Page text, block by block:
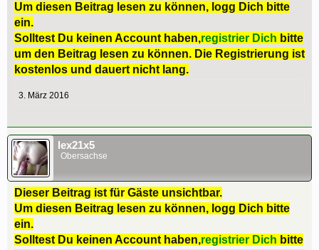
Um diesen Beitrag lesen zu können, logg Dich bitte
ein.
Solltest Du keinen Account haben,registrier Dich bitte
um den Beitrag lesen zu können. Die Registrierung ist
kostenlos und dauert nicht lang.
3. März 2016
lex21x5
Obersachse
Dieser Beitrag ist für Gäste unsichtbar.
Um diesen Beitrag lesen zu können, logg Dich bitte
ein.
Solltest Du keinen Account haben,registrier Dich bitte